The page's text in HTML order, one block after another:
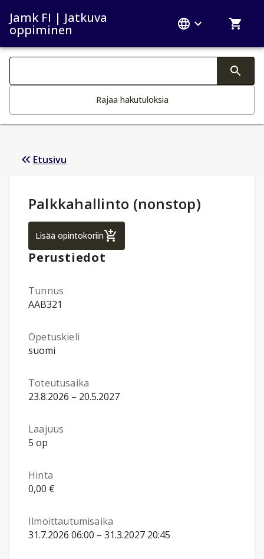
Jamk FI | Jatkuva
oppiminen
Haku kategoriat
Rajaa hakutuloksia
Etusivu
Opintotiedot:
Palkkahallinto (nonstop)
Lisää opintokoriinPalkkahallinto (nonstop)
Perustiedot
Tunnus
AAB321
Opetuskieli
suomi
Toteutusaika
23.8.2026 – 20.5.2027
Laajuus
5 op
Hinta
0,00 €
Ilmoittautumisaika
31.7.2026 06:00 – 31.3.2027 20:45